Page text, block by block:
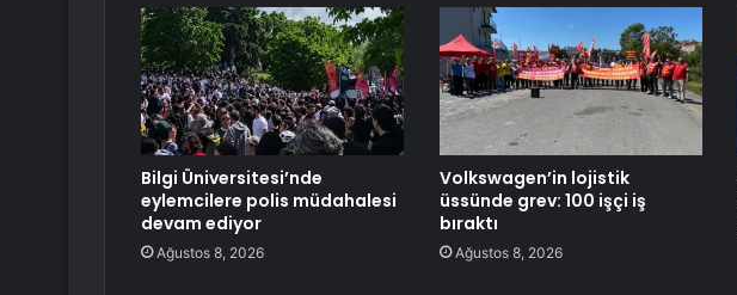
Bilgi Üniversitesi’nde
eylemcilere polis müdahalesi
devam ediyor
Ağustos 8, 2026
Volkswagen’in lojistik
üssünde grev: 100 işçi iş
bıraktı
Ağustos 8, 2026